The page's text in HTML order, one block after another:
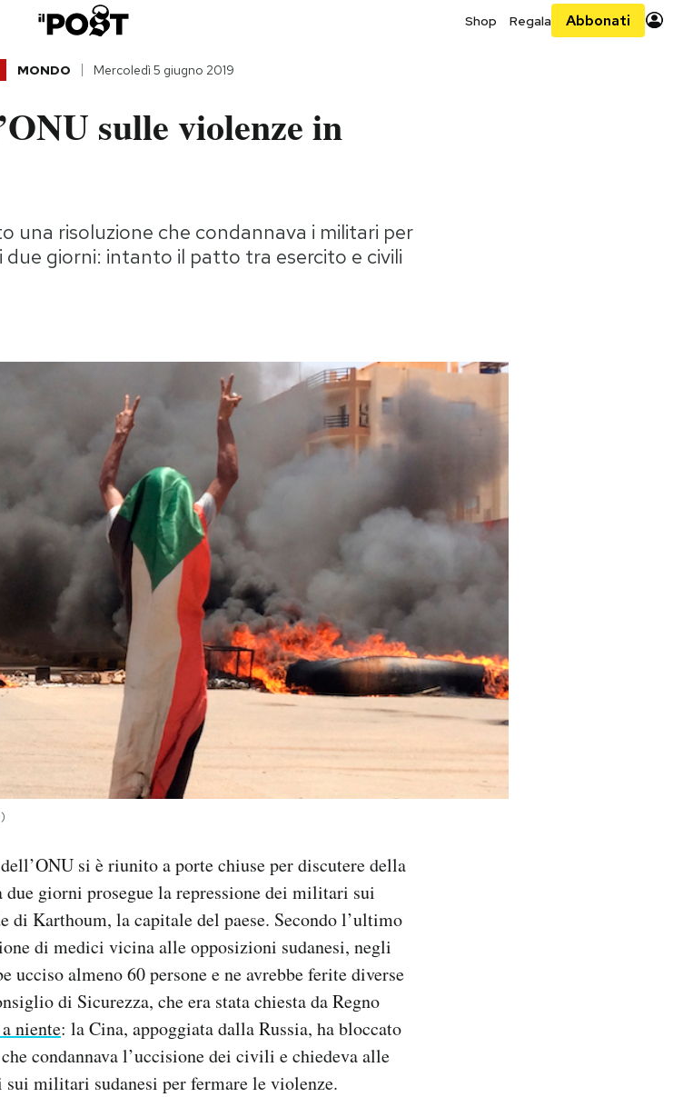
Shop Regala Abbonati
MONDO Mercoledì 5 giugno 2019
sulle violenze in
una risoluzione che condannava i militari per
giorni: intanto il patto tra esercito e civili
si è riunito a porte chiuse per discutere della
due giorni prosegue la repressione dei militari sui
di Karthoum, la capitale del paese. Secondo l’ultimo
di medici vicina alle opposizioni sudanesi, negli
ucciso almeno 60 persone e ne avrebbe ferite diverse
di Sicurezza, che era stata chiesta da Regno
niente: la Cina, appoggiata dalla Russia, ha bloccato
condannava l’uccisione dei civili e chiedeva alle
militari sudanesi per fermare le violenze.